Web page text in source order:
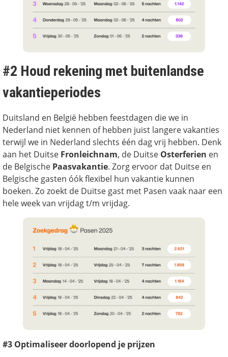
#2 Houd rekening met buitenlandse
vakantieperiodes
Duitsland en België hebben feestdagen die we in
Nederland niet kennen of hebben juist langere vakanties
terwijl we in Nederland slechts één dag vrij hebben. Denk
aan het Duitse Fronleichnam, de Duitse Osterferien en
de Belgische Paasvakantie. Zorg ervoor dat Duitse en
Belgische gasten óók flexibel hun vakantie kunnen
boeken. Zo zoekt de Duitse gast met Pasen vaak naar een
hele week van vrijdag t/m vrijdag.
#3 Optimaliseer doorlopend je prijzen